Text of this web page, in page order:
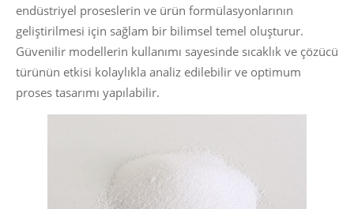
endüstriyel proseslerin ve ürün formülasyonlarının
geliştirilmesi için sağlam bir bilimsel temel oluşturur.
Güvenilir modellerin kullanımı sayesinde sıcaklık ve çözücü
türünün etkisi kolaylıkla analiz edilebilir ve optimum
proses tasarımı yapılabilir.